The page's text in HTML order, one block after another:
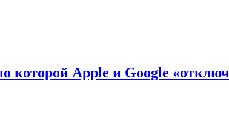
которой Apple и Google